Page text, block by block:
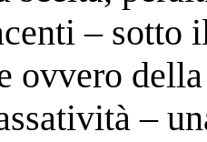
–
ovvero
–